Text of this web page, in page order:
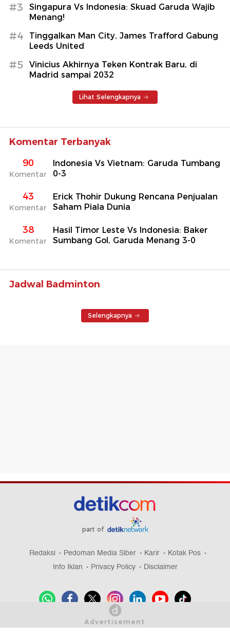
#3
Singapura Vs Indonesia: Skuad Garuda Wajib
Menang!
#4
Tinggalkan Man City, James Trafford Gabung
Leeds United
#5
Vinicius Akhirnya Teken Kontrak Baru, di
Madrid sampai 2032
Lihat Selengkapnya
Komentar Terbanyak
90
Komentar
Indonesia Vs Vietnam: Garuda Tumbang
0-3
43
Komentar
Erick Thohir Dukung Rencana Penjualan
Saham Piala Dunia
38
Komentar
Hasil Timor Leste Vs Indonesia: Baker
Sumbang Gol, Garuda Menang 3-0
Jadwal Badminton
Selengkapnya
part of
Redaksi Pedoman Media Siber Karir
Kotak Pos
Info Iklan
Privacy Policy Disclaimer
Download aplikasi detikcom